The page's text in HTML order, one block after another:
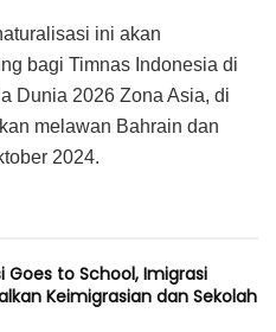
ini akan
bagi Timnas Indonesia di
Dunia 2026 Zona Asia, di
melawan Bahrain dan
2024.
Goes to School, Imigrasi
Keimigrasian dan Sekolah